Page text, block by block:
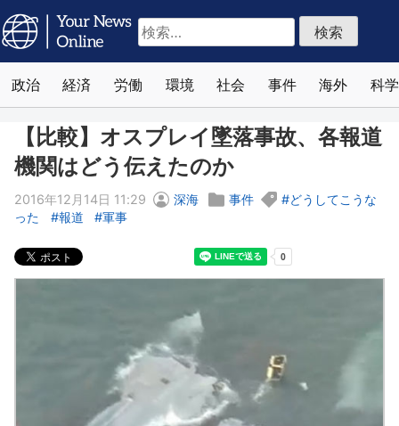
検
索:
政治 経済 労働 環境 社会 事件 海外 科学
【比較】オスプレイ墜落事故、各報道
機関はどう伝えたのか
2016年12月14日 11:29 深海 事件
どうしてこうな
った
報道 軍事